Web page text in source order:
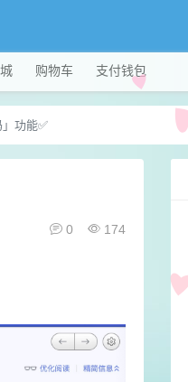
购物车 支付钱包
功能✅
0 174